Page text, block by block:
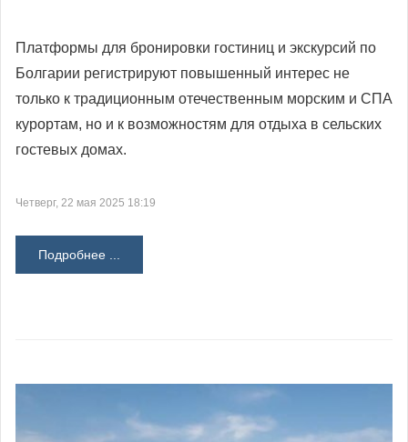
Платформы для бронировки гостиниц и экскурсий по
Болгарии регистрируют повышенный интерес не
только к традиционным отечественным морским и СПА
курортам, но и к возможностям для отдыха в сельских
гостевых домах.
Четверг, 22 мая 2025 18:19
Подробнее ...